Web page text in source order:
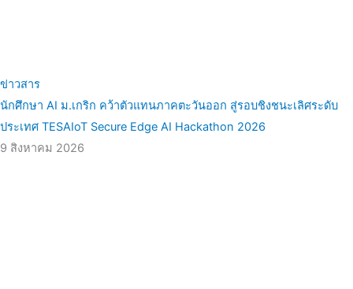
ข่าวสาร
นักศึกษา AI ม.เกริก คว้าตัวแทนภาคตะวันออก สู่รอบชิงชนะเลิศระดับ
ประเทศ TESAIoT Secure Edge AI Hackathon 2026
9 สิงหาคม 2026